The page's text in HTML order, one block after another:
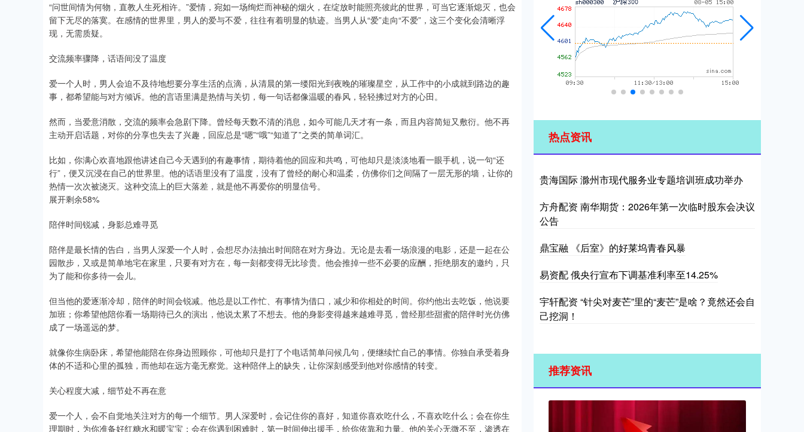
“问世间情为何物，直教人生死相许。”爱情，宛如一场绚烂而神秘的烟火，在绽放时能照亮彼此的世界，可当它逐渐熄灭，也会
留下无尽的落寞。在感情的世界里，男人的爱与不爱，往往有着明显的轨迹。当男人从“爱”走向“不爱”，这三个变化会清晰浮
现，无需质疑。
交流频率骤降，话语间没了温度
爱一个人时，男人会迫不及待地想要分享生活的点滴，从清晨的第一缕阳光到夜晚的璀璨星空，从工作中的小成就到路边的趣
事，都希望能与对方倾诉。他的言语里满是热情与关切，每一句话都像温暖的春风，轻轻拂过对方的心田。
然而，当爱意消散，交流的频率会急剧下降。曾经每天数不清的消息，如今可能几天才有一条，而且内容简短又敷衍。他不再
主动开启话题，对你的分享也失去了兴趣，回应总是“嗯”“哦”“知道了”之类的简单词汇。
比如，你满心欢喜地跟他讲述自己今天遇到的有趣事情，期待着他的回应和共鸣，可他却只是淡淡地看一眼手机，说一句“还
行”，便又沉浸在自己的世界里。他的话语里没有了温度，没有了曾经的耐心和温柔，仿佛你们之间隔了一层无形的墙，让你的
热情一次次被浇灭。这种交流上的巨大落差，就是他不再爱你的明显信号。
展开剩余58%
陪伴时间锐减，身影总难寻觅
陪伴是最长情的告白，当男人深爱一个人时，会想尽办法抽出时间陪在对方身边。无论是去看一场浪漫的电影，还是一起在公
园散步，又或是简单地宅在家里，只要有对方在，每一刻都变得无比珍贵。他会推掉一些不必要的应酬，拒绝朋友的邀约，只
为了能和你多待一会儿。
但当他的爱逐渐冷却，陪伴的时间会锐减。他总是以工作忙、有事情为借口，减少和你相处的时间。你约他出去吃饭，他说要
加班；你希望他陪你看一场期待已久的演出，他说太累了不想去。他的身影变得越来越难寻觅，曾经那些甜蜜的陪伴时光仿佛
成了一场遥远的梦。
就像你生病卧床，希望他能陪在你身边照顾你，可他却只是打了个电话简单问候几句，便继续忙自己的事情。你独自承受着身
体的不适和心里的孤独，而他却在远方毫无察觉。这种陪伴上的缺失，让你深刻感受到他对你感情的转变。
关心程度大减，细节处不再在意
爱一个人，会不自觉地关注对方的每一个细节。男人深爱时，会记住你的喜好，知道你喜欢吃什么，不喜欢吃什么；会在你生
理期时，为你准备好红糖水和暖宝宝；会在你遇到困难时，第一时间伸出援手，给你依靠和力量。他的关心无微不至，渗透在
热点资讯
贵海国际 滁州市现代服务业专题培训班成功举办
方舟配资 南华期货：2026年第一次临时股东会决议
公告
鼎宝融 《后室》的好莱坞青春风暴
易资配 俄央行宣布下调基准利率至14.25%
宇轩配资 “针尖对麦芒”里的“麦芒”是啥？竟然还会自
己挖洞！
推荐资讯